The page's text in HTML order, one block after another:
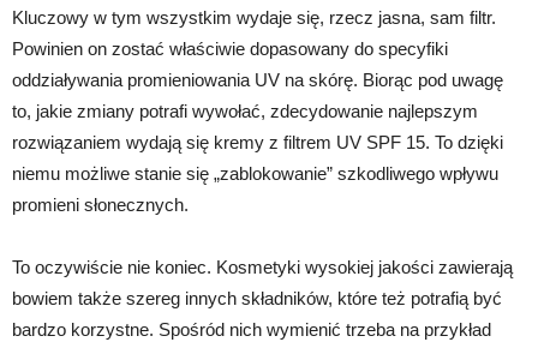
Kluczowy w tym wszystkim wydaje się, rzecz jasna, sam filtr.
Powinien on zostać właściwie dopasowany do specyfiki
oddziaływania promieniowania UV na skórę. Biorąc pod uwagę
to, jakie zmiany potrafi wywołać, zdecydowanie najlepszym
rozwiązaniem wydają się kremy z filtrem UV SPF 15. To dzięki
niemu możliwe stanie się „zablokowanie” szkodliwego wpływu
promieni słonecznych.
To oczywiście nie koniec. Kosmetyki wysokiej jakości zawierają
bowiem także szereg innych składników, które też potrafią być
bardzo korzystne. Spośród nich wymienić trzeba na przykład